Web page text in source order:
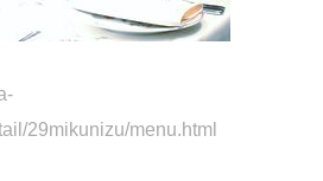
29mikunizu/menu.html